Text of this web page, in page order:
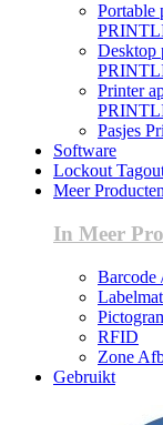
Printer
Pasjes
Software
Lockout
Meer Producten
In Meer
Barcode
RFID
Zone
Gebruikt